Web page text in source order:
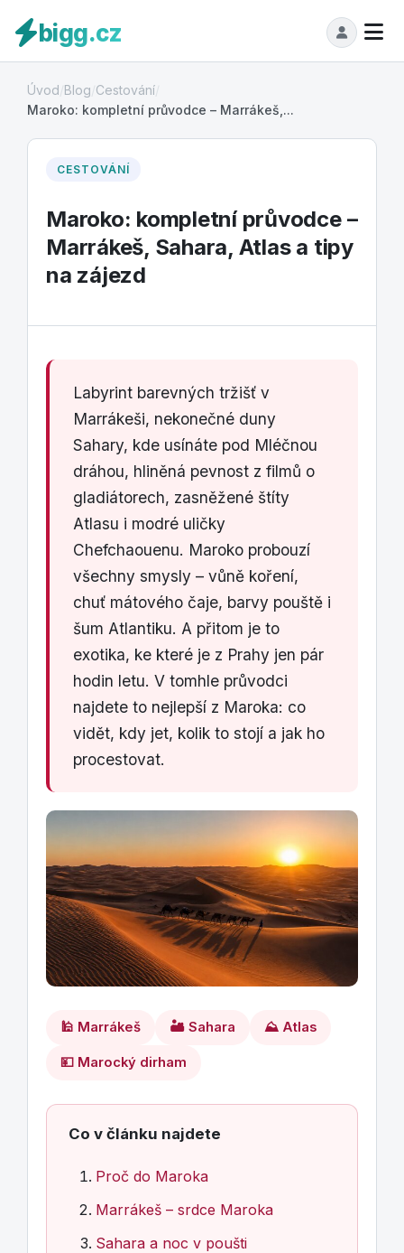
bigg.cz
Úvod Blog Cestování
Maroko: kompletní průvodce – Marrákeš,...
CESTOVÁNÍ
Maroko: kompletní průvodce –
Marrákeš, Sahara, Atlas a tipy
na zájezd
Labyrint barevných tržišť v
Marrákeši, nekonečné duny
Sahary, kde usínáte pod Mléčnou
dráhou, hliněná pevnost z filmů o
gladiátorech, zasněžené štíty
Atlasu i modré uličky
Chefchaouenu. Maroko probouzí
všechny smysly – vůně koření,
chuť mátového čaje, barvy pouště i
šum Atlantiku. A přitom je to
exotika, ke které je z Prahy jen pár
hodin letu. V tomhle průvodci
najdete to nejlepší z Maroka: co
vidět, kdy jet, kolik to stojí a jak ho
procestovat.
🕌 Marrákeš 🏜️ Sahara ⛰️ Atlas
💴 Marocký dirham
Co v článku najdete
Proč do Maroka
Marrákeš – srdce Maroka
Sahara a noc v poušti